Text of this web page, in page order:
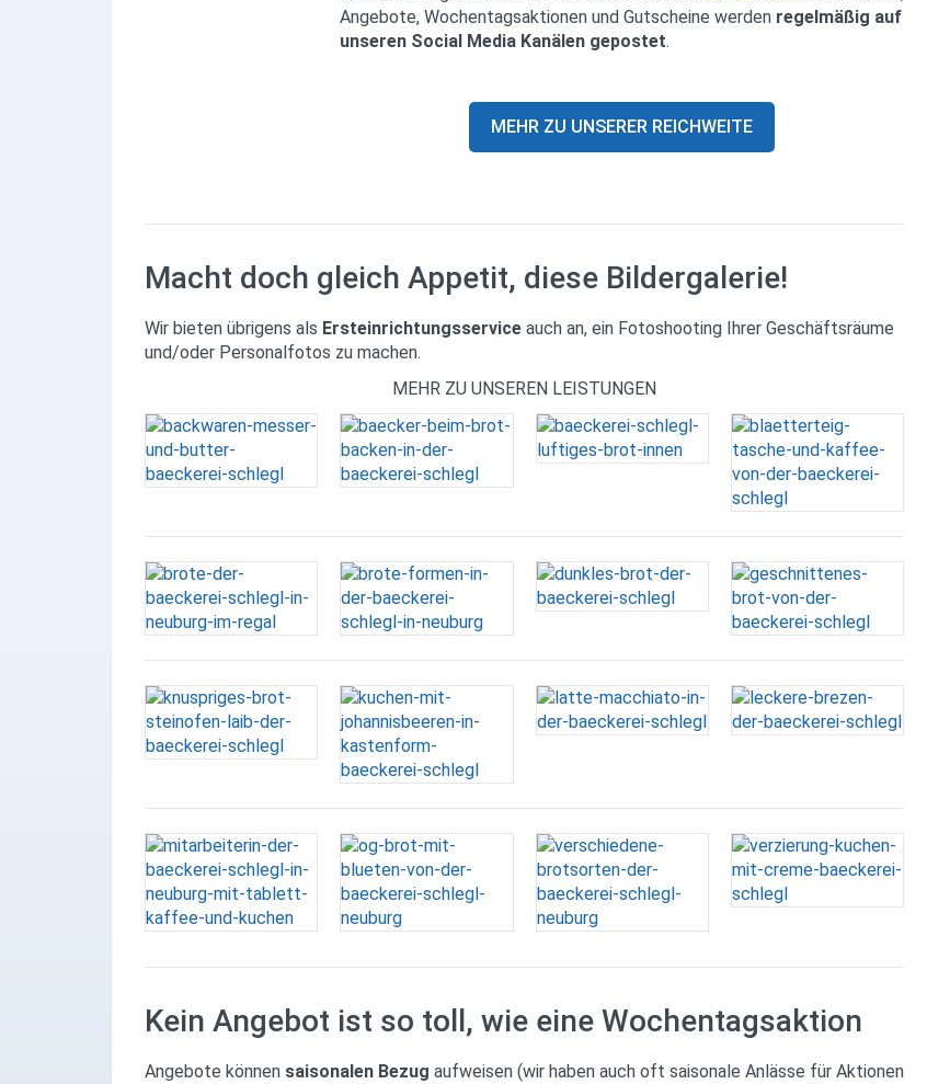
Angebote, Wochentagsaktionen und Gutscheine werden regelmäßig auf
unseren Social Media Kanälen gepostet.
MEHR ZU UNSERER REICHWEITE
Macht doch gleich Appetit, diese Bildergalerie!
Wir bieten übrigens als Ersteinrichtungsservice auch an, ein Fotoshooting Ihrer Geschäftsräume
und/oder Personalfotos zu machen.
MEHR ZU UNSEREN LEISTUNGEN
Kein Angebot ist so toll, wie eine Wochentagsaktion
Angebote können saisonalen Bezug aufweisen (wir haben auch oft saisonale Anlässe für Aktionen